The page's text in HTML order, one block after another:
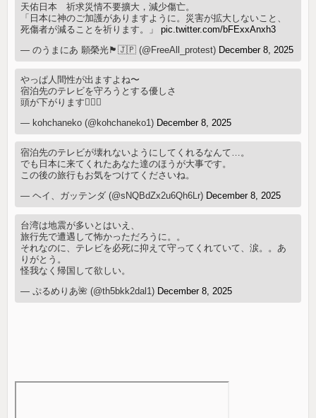
天佑日本 祈求災情不要擴大，減少傷亡。
「日本に神のご加護がありますように。災害が拡大しないこと、
死傷者が減ることを祈ります。」pic.twitter.com/bFExxAnxh3
— のうまにあ 願榮光🏴🇯🇵 (@FreeAll_protest) December 8, 2025
やっぱ人間性が出ますよね〜
宿泊先のテレビを守ろうとする優しさ
頭が下がります🙇🏻‍♂️
— kohchaneko (@kohchaneko1) December 8, 2025
宿泊先のテレビが壊れないようにしてくれるなんて…。
でも日本に来てくれたあなた達のほうが大事です。
この後の旅行もお気をつけてくださいね。
— ヘイ、ガッテンダ (@sNQBdZx2u6Qh6Lr) December 8, 2025
台湾は地震が多いとはいえ、
旅行先で遭遇して怖かっただろうに。。
それなのに、テレビを必死に抑えて守ってくれていて、涙。。あ
りがとう。
怪我なく帰国して欲しい。
— ぷるめりあ🌺 (@th5bkk2dal1) December 8, 2025